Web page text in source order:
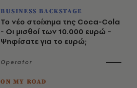
BUSINESS BACKSTAGE
Το νέο στοίχημα της Coca-Cola
- Οι μισθοί των 10.000 ευρώ -
Ψηφίσατε για το ευρώ;
Operator
ON MY ROAD